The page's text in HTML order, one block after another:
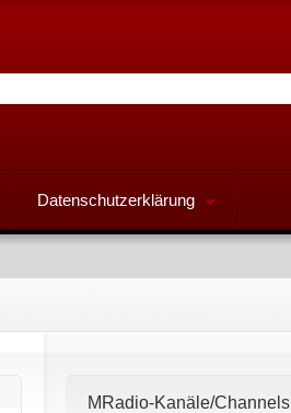
Datenschutzerklärung
MRadio-Kanäle/Channels